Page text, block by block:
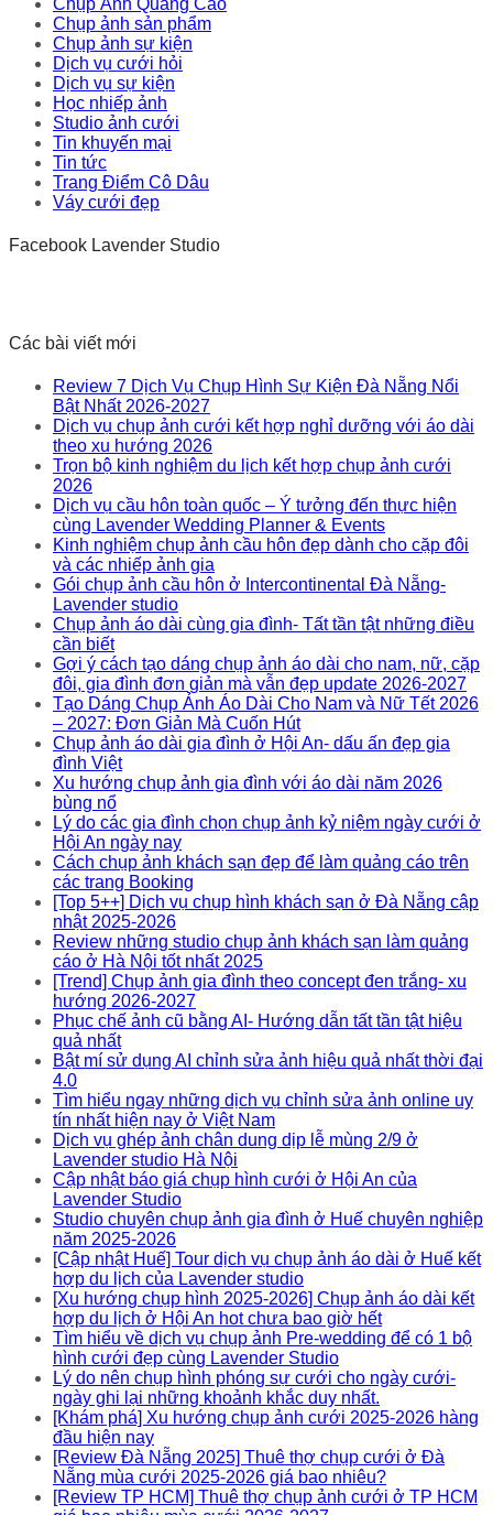
Chụp ảnh sản phẩm
Chụp ảnh sự kiện
Dịch vụ cưới hỏi
Dịch vụ sự kiện
Học nhiếp ảnh
Studio ảnh cưới
Tin khuyến mại
Tin tức
Trang Điểm Cô Dâu
Váy cưới đẹp
Facebook Lavender Studio
Các bài viết mới
Review 7 Dịch Vụ Chụp Hình Sự Kiện Đà Nẵng Nổi
Bật Nhất 2026-2027
Dịch vụ chụp ảnh cưới kết hợp nghỉ dưỡng với áo dài
theo xu hướng 2026
Trọn bộ kinh nghiệm du lịch kết hợp chụp ảnh cưới
2026
Dịch vụ cầu hôn toàn quốc – Ý tưởng đến thực hiện
cùng Lavender Wedding Planner & Events
Kinh nghiệm chụp ảnh cầu hôn đẹp dành cho cặp đôi
và các nhiếp ảnh gia
Gói chụp ảnh cầu hôn ở Intercontinental Đà Nẵng-
Lavender studio
Chụp ảnh áo dài cùng gia đình- Tất tần tật những điều
cần biết
Gợi ý cách tạo dáng chụp ảnh áo dài cho nam, nữ, cặp
đôi, gia đình đơn giản mà vẫn đẹp update 2026-2027
Tạo Dáng Chụp Ảnh Áo Dài Cho Nam và Nữ Tết 2026
– 2027: Đơn Giản Mà Cuốn Hút
Chụp ảnh áo dài gia đình ở Hội An- dấu ấn đẹp gia
đình Việt
Xu hướng chụp ảnh gia đình với áo dài năm 2026
bùng nổ
Lý do các gia đình chọn chụp ảnh kỷ niệm ngày cưới ở
Hội An ngày nay
Cách chụp ảnh khách sạn đẹp để làm quảng cáo trên
các trang Booking
[Top 5++] Dịch vụ chụp hình khách sạn ở Đà Nẵng cập
nhật 2025-2026
Review những studio chụp ảnh khách sạn làm quảng
cáo ở Hà Nội tốt nhất 2025
[Trend] Chụp ảnh gia đình theo concept đen trắng- xu
hướng 2026-2027
Phục chế ảnh cũ bằng AI- Hướng dẫn tất tần tật hiệu
quả nhất
Bật mí sử dụng AI chỉnh sửa ảnh hiệu quả nhất thời đại
4.0
Tìm hiểu ngay những dịch vụ chỉnh sửa ảnh online uy
tín nhất hiện nay ở Việt Nam
Dịch vụ ghép ảnh chân dung dịp lễ mùng 2/9 ở
Lavender studio Hà Nội
Cập nhật báo giá chụp hình cưới ở Hội An của
Lavender Studio
Studio chuyên chụp ảnh gia đình ở Huế chuyên nghiệp
năm 2025-2026
[Cập nhật Huế] Tour dịch vụ chụp ảnh áo dài ở Huế kết
hợp du lịch của Lavender studio
[Xu hướng chụp hình 2025-2026] Chụp ảnh áo dài kết
hợp du lịch ở Hội An hot chưa bao giờ hết
Tìm hiểu về dịch vụ chụp ảnh Pre-wedding để có 1 bộ
hình cưới đẹp cùng Lavender Studio
Lý do nên chụp hình phóng sự cưới cho ngày cưới-
ngày ghi lại những khoảnh khắc duy nhất.
[Khám phá] Xu hướng chụp ảnh cưới 2025-2026 hàng
đầu hiện nay
[Review Đà Nẵng 2025] Thuê thợ chụp cưới ở Đà
Nẵng mùa cưới 2025-2026 giá bao nhiêu?
[Review TP HCM] Thuê thợ chụp ảnh cưới ở TP HCM